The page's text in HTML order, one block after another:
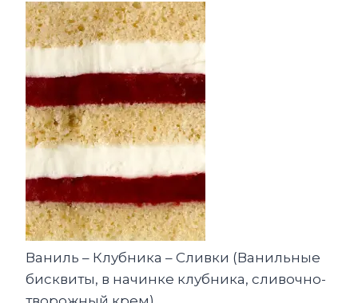
Ваниль – Клубника – Сливки (Ванильные
бисквиты, в начинке клубника, сливочно-